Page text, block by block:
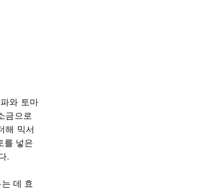
와 토마
금으로
해 믹서
를 넣은
.
데 효